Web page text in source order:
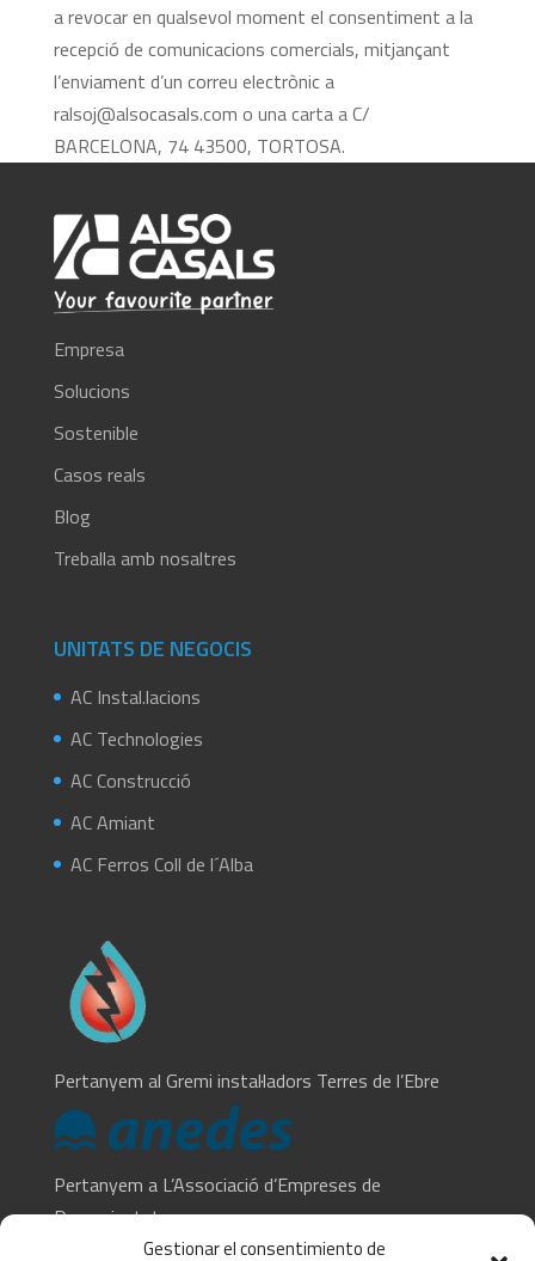
Gestionar el consentimiento de
a revocar en qualsevol moment el consentiment a la
recepció de comunicacions comercials, mitjançant
l’enviament d’un correu electrònic a
ralsoj@alsocasals.com o una carta a C/
BARCELONA, 74 43500, TORTOSA.
Empresa
Solucions
Sostenible
Casos reals
Blog
Treballa amb nosaltres
UNITATS DE NEGOCIS
AC Instal.lacions
AC Technologies
AC Construcció
AC Amiant
AC Ferros Coll de l´Alba
Pertanyem al Gremi instal·ladors Terres de l’Ebre
Pertanyem a L’Associació d’Empreses de
Desamiantat